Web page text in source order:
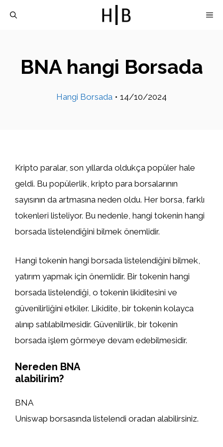
BNA hangi Borsada
Hangi Borsada • 14/10/2024
Kripto paralar, son yıllarda oldukça popüler hale
geldi. Bu popülerlik, kripto para borsalarının
sayısının da artmasına neden oldu. Her borsa, farklı
tokenleri listeliyor. Bu nedenle, hangi tokenin hangi
borsada listelendiğini bilmek önemlidir.
Hangi tokenin hangi borsada listelendiğini bilmek,
yatırım yapmak için önemlidir. Bir tokenin hangi
borsada listelendiği, o tokenin likiditesini ve
güvenilirliğini etkiler. Likidite, bir tokenin kolayca
alınıp satılabilmesidir. Güvenilirlik, bir tokenin
borsada işlem görmeye devam edebilmesidir.
Nereden BNA
alabilirim?
BNA
Uniswap borsasında listelendi oradan alabilirsiniz.